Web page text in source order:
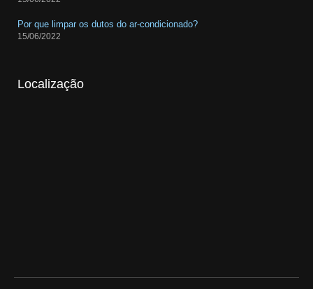
Por que limpar os dutos do ar-condicionado?
15/06/2022
Localização